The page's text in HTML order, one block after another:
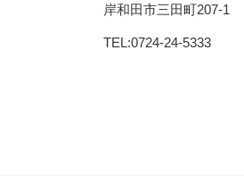
岸和田市三田町207-1
TEL:0724-24-5333